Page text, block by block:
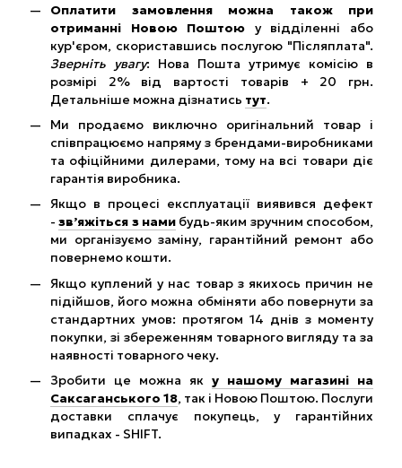
Оплатити замовлення можна також при
отриманні Новою Поштою у відділенні або
кур'єром, скориставшись послугою "Післяплата".
Зверніть увагу: Нова Пошта утримує комісію в
розмірі 2% від вартості товарів + 20 грн.
Детальніше можна дізнатись тут.
Ми продаємо виключно оригінальний товар і
співпрацюємо напряму з брендами-виробниками
та офіційними дилерами, тому на всі товари діє
гарантія виробника.
Якщо в процесі експлуатації виявився дефект
-зв’яжіться з нами будь-яким зручним способом,
ми організуємо заміну, гарантійний ремонт або
повернемо кошти.
Якщо куплений у нас товар з якихось причин не
підійшов, його можна обміняти або повернути за
стандартних умов: протягом 14 днів з моменту
покупки, зі збереженням товарного вигляду та за
наявності товарного чеку.
Зробити це можна як у нашому магазині на
Саксаганського 18, так і Новою Поштою. Послуги
доставки сплачує покупець, у гарантійних
випадках - SHIFT.